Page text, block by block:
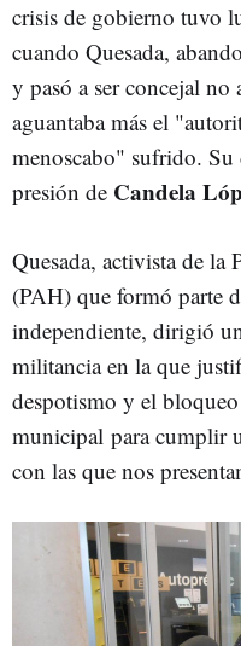
crisis de gobierno tuvo
cuando Quesada,
y pasó a ser concejal no
aguantaba más el
menoscabo" sufrido. Su
presión de Candela
Quesada, activista de la
(PAH) que formó parte
independiente, dirigió
militancia en la que
despotismo y el
municipal para cumplir
con las que nos